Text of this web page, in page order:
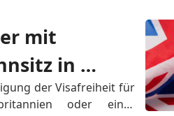
Sorgen Sie für eine
mit
in
Schengen-
der Visafreiheit für
oder einer